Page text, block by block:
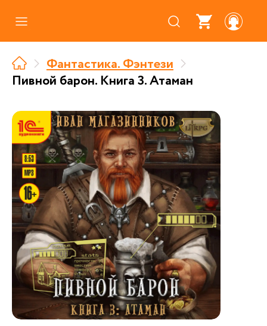
Где купить
О нас
Партнерам
Фантастика. Фэнтези
Пивной барон. Книга 3. Атаман